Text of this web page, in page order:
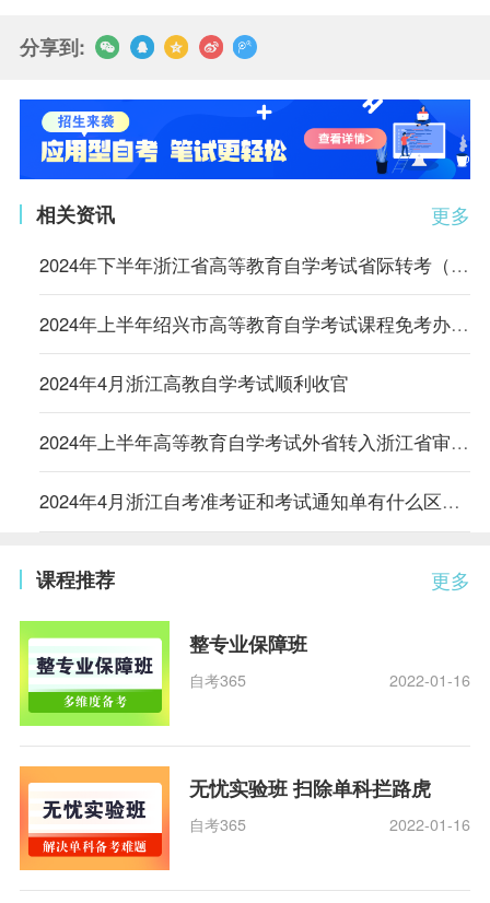
分享到:
更多
相关资讯
2024年下半年浙江省高等教育自学考试省际转考（转出）办理通告
2024年上半年绍兴市高等教育自学考试课程免考办理公告
2024年4月浙江高教自学考试顺利收官
2024年上半年高等教育自学考试外省转入浙江省审核结果
2024年4月浙江自考准考证和考试通知单有什么区别？
更多
课程推荐
整专业保障班
自考365 2022-01-16
无忧实验班 扫除单科拦路虎
自考365 2022-01-16